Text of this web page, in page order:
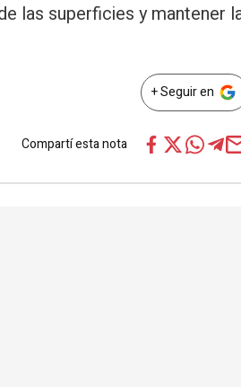
las superficies y mantener
+ Seguir en
Compartí esta nota